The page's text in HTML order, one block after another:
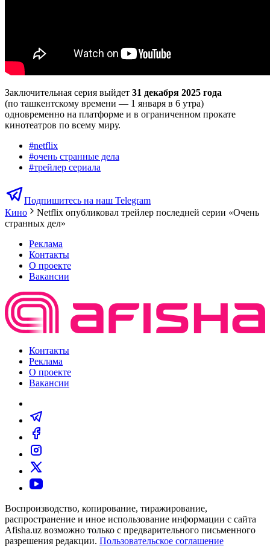
Заключительная серия выйдет 31 декабря 2025 года
(по ташкентскому времени — 1 января в 6 утра)
одновременно на платформе и в ограниченном прокате
кинотеатров по всему миру.
#netflix
#очень странные дела
#трейлер сериала
Подпишитесь на наш Telegram
Кино
Netflix опубликовал трейлер последней серии «Очень
странных дел»
Реклама
Контакты
О проекте
Вакансии
Контакты
Реклама
О проекте
Вакансии
Воспроизводство, копирование, тиражирование,
распространение и иное использование информации с сайта
Afisha.uz возможно только с предварительного письменного
разрешения редакции. Пользовательское соглашение